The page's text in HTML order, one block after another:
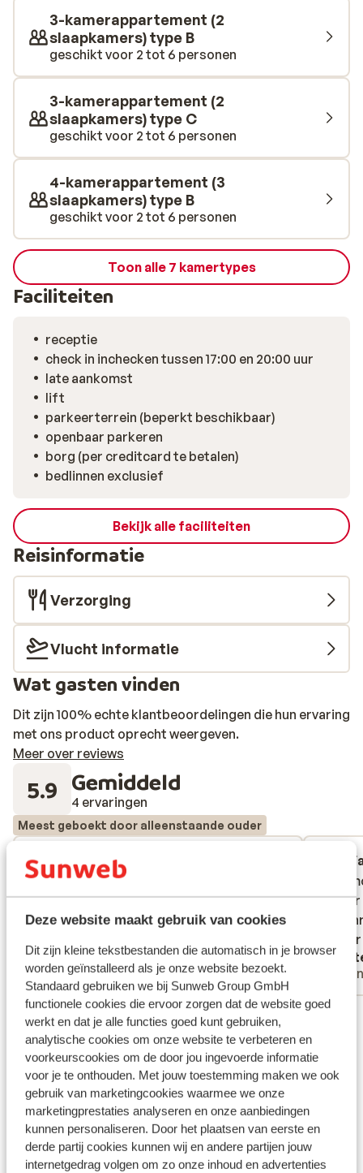
Deze website maakt gebruik van cookies
Dit zijn kleine tekstbestanden die automatisch in je browser
worden geïnstalleerd als je onze website bezoekt.
Standaard gebruiken we bij Sunweb Group GmbH
functionele cookies die ervoor zorgen dat de website goed
werkt en dat je alle functies goed kunt gebruiken,
analytische cookies om onze website te verbeteren en
voorkeurscookies om de door jou ingevoerde informatie
voor je te onthouden. Met jouw toestemming maken we ook
gebruik van marketingcookies waarmee we onze
marketingprestaties analyseren en onze aanbiedingen
kunnen personaliseren. Door het plaatsen van eerste en
derde partij cookies kunnen wij en andere partijen jouw
internetgedrag volgen om zo onze inhoud en advertenties
3-kamerappartement (2
slaapkamers) type B
geschikt voor 2 tot 6 personen
3-kamerappartement (2
slaapkamers) type C
geschikt voor 2 tot 6 personen
4-kamerappartement (3
slaapkamers) type B
geschikt voor 2 tot 6 personen
Toon alle 7 kamertypes
Faciliteiten
receptie
check in inchecken tussen 17:00 en 20:00 uur
late aankomst
lift
parkeerterrein (beperkt beschikbaar)
openbaar parkeren
borg (per creditcard te betalen)
bedlinnen exclusief
Bekijk alle faciliteiten
Reisinformatie
Verzorging
Vlucht informatie
Wat gasten vinden
Dit zijn 100% echte klantbeoordelingen die hun ervaring
met ons product oprecht weergeven.
Meer over reviews
5.9 Gemiddeld
4 ervaringen
Meest geboekt door alleenstaande ouder
4.1 Gemiddeld
Appart d’un particulier, c’etait pas
indiqué. Beaucoup de bruit, tres petit,
moissisures, pas de rangement
Appart d’un particulier, c’etait pas
indiqué. Beaucoup de bruit, tres petit,
moissisures, pas de rangement
Anoniem
Met familie
Zeer
Zeer
Bekijk alle 4 ervaringen
Skipas, -les en verhuur
Skipas
Skilessen